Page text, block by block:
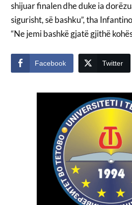
shijuar finalen dhe duke ia
sigurisht, së bashku”, tha
“Ne jemi bashkë gjatë gjithë
Facebook Twitter